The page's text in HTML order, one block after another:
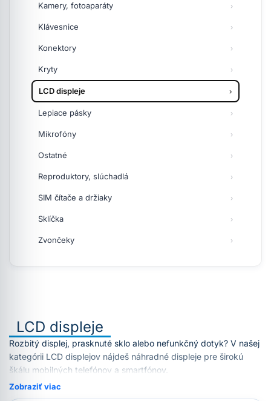
Kamery, fotoaparáty
Klávesnice
Konektory
Kryty
LCD displeje
Lepiace pásky
Mikrofóny
Ostatné
Reproduktory, slúchadlá
SIM čítače a držiaky
Sklíčka
Zvončeky
LCD displeje
Rozbitý displej, prasknuté sklo alebo nefunkčný dotyk? V našej
kategórii LCD displejov nájdeš náhradné displeje pre širokú
škálu mobilných telefónov a smartfónov.
Zobraziť viac